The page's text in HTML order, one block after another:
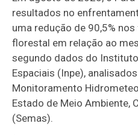
resultados no
uma redução de 90,5%
florestal em relação ao
segundo dados do
Espaciais (Inpe),
Monitoramento
Estado de Meio Ambiente,
(Semas).